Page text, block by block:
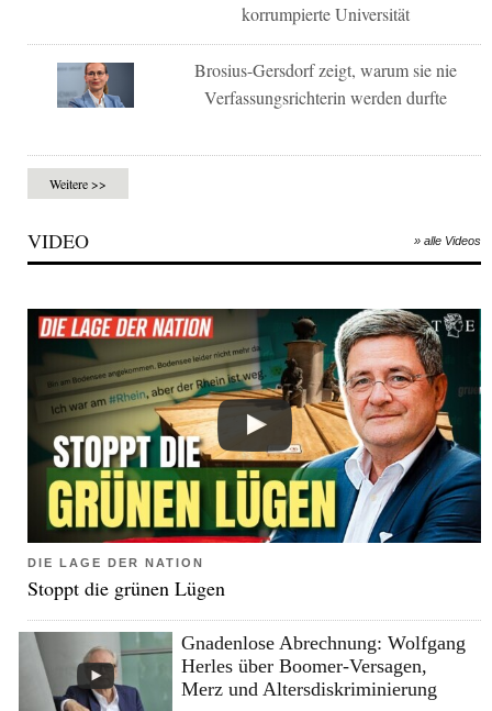
korrumpierte Universität
Brosius-Gersdorf zeigt, warum sie nie
Verfassungsrichterin werden durfte
Weitere >>
VIDEO » alle Videos
DIE LAGE DER NATION
Stoppt die grünen Lügen
Gnadenlose Abrechnung: Wolfgang
Herles über Boomer-Versagen,
Merz und Altersdiskriminierung